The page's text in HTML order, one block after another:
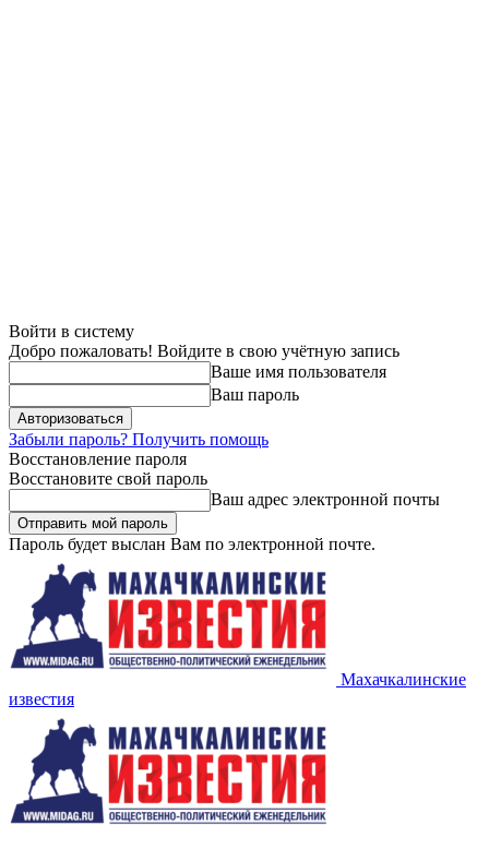
Войти в систему
Добро пожаловать! Войдите в свою учётную запись
Ваше имя пользователя
Ваш пароль
Забыли пароль? Получить помощь
Восстановление пароля
Восстановите свой пароль
Ваш адрес электронной почты
Пароль будет выслан Вам по электронной почте.
Махачкалинские
известия